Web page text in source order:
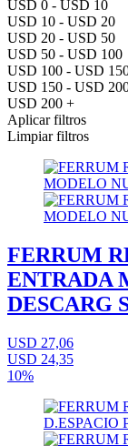
USD 0 - USD 10
USD 10 - USD 20
USD 20 - USD 50
USD 50 - USD 100
USD 100 - USD
USD 150 - USD
USD 200 +
Aplicar filtros
Limpiar filtros
FERRUM
ENTRADA
DESCARG
USD 27,06
USD 24,35
10%